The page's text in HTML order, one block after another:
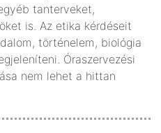
tanterveket,
is. Az etika kérdéseit
történelem, biológia
Óraszervezési
nem lehet a hittan